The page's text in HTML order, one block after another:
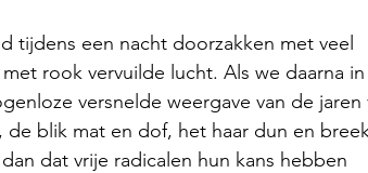
tijdens een nacht doorzakken met veel
rook vervuilde lucht. Als we daarna
versnelde weergave van de jaren
blik mat en dof, het haar dun en
dat vrije radicalen hun kans hebben